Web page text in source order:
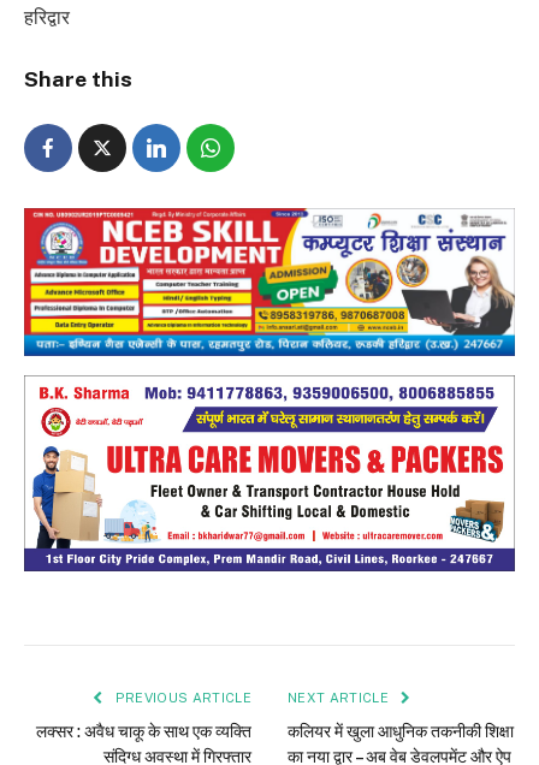
हरिद्वार
Share this
PREVIOUS ARTICLE
लक्सर : अवैध चाकू के साथ एक व्यक्ति
संदिग्ध अवस्था में गिरफ्तार
NEXT ARTICLE
कलियर में खुला आधुनिक तकनीकी शिक्षा
का नया द्वार – अब वेब डेवलपमेंट और ऐप